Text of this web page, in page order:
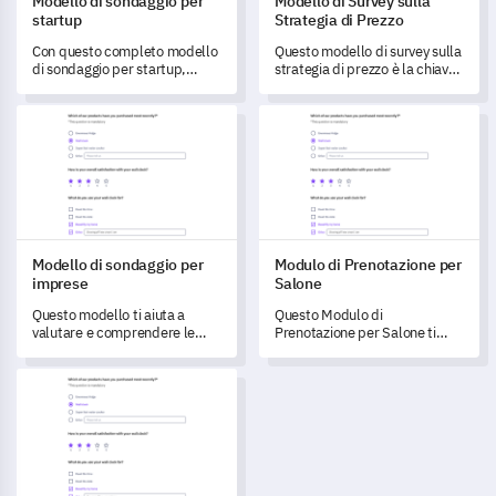
startup
Con questo completo modello
di sondaggio per startup,
sulle sfide uniche, gli obiettivi
e i processi operativi della tua
impresa.
Strategia di Prezzo
Questo modello di survey sulla
strategia di prezzo è la chiave
intuizioni sui clienti riguardo al
tuo modello di prezzo.
Modello di sondaggio per imprese
Modello di sondaggio per
imprese
Questo modello ti aiuta a
valutare e comprendere le
migliorare l'efficienza e la
crescita organizzativa.
Modulo di Prenotazione per
Modulo di Prenotazione per
Salone
Questo Modulo di
Prenotazione per Salone ti
Modello di Survey per il Checklist di Pre-Lancio di una Startup